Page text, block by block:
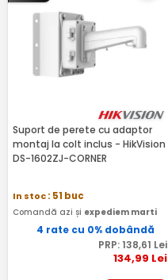
Suport de perete cu adaptor
montaj la colt inclus - HikVision
DS-1602ZJ-CORNER
In stoc: 51 buc
Comandă azi și expediem marti
4 rate cu 0% dobândă
PRP: 138,61 Lei
134,99 Lei